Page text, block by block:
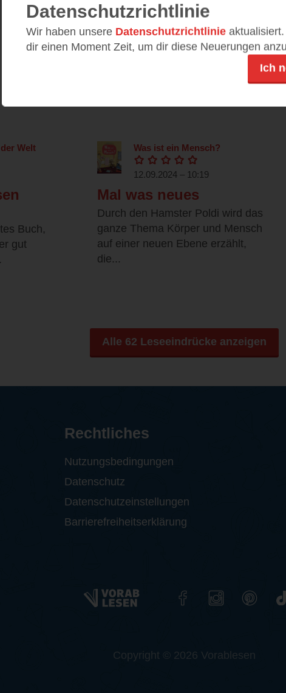
Leseeindrücke
Welt
Buch,
gut
Was ist ein Mensch?
12.09.2024 – 10:19
Mal was neues
Durch den Hamster Poldi wird das
ganze Thema Körper und Mensch
auf einer neuen Ebene erzählt,
die...
Alle 62 Leseeindrücke anzeigen
Datenschutzrichtlinie
Wir haben unsere Datenschutzrichtlinie
dir einen Moment Zeit, um dir diese Neuerungen
Ich
Rechtliches
Nutzungsbedingungen
Datenschutz
Datenschutzeinstellungen
Barrierefreiheitserklärung
Copyright © 2026 Vorablesen